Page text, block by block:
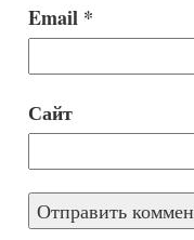
Email *
Сайт